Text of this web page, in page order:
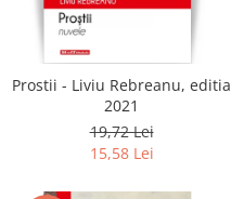
Literatura
Clasica
Contemporana
Universala
Prostii - Liviu Rebreanu, editia
2021
19,72 Lei
15,58 Lei